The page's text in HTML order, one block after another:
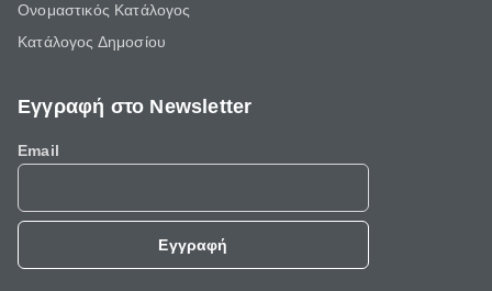
Ονομαστικός Κατάλογος
Κατάλογος Δημοσίου
Εγγραφή στο Newsletter
Email
Εγγραφή